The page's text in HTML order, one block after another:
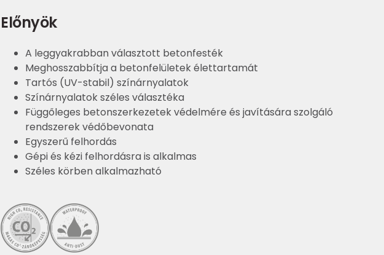
Előnyök
A leggyakrabban választott betonfesték
Meghosszabbítja a betonfelületek élettartamát
Tartós (UV-stabil) színárnyalatok
Színárnyalatok széles választéka
Függőleges betonszerkezetek védelmére és javítására szolgáló
rendszerek védőbevonata
Egyszerű felhordás
Gépi és kézi felhordásra is alkalmas
Széles körben alkalmazható